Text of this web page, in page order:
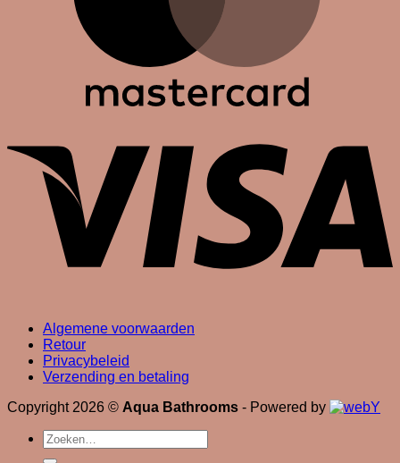
Algemene voorwaarden
Retour
Privacybeleid
Verzending en betaling
Copyright 2026 © Aqua Bathrooms - Powered by
Zoeken
naar: